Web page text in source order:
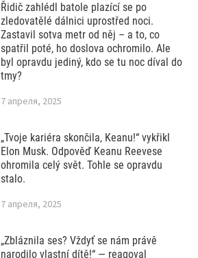
Řidič zahlédl batole plazící se po
zledovatělé dálnici uprostřed noci.
Zastavil sotva metr od něj – a to, co
spatřil poté, ho doslova ochromilo. Ale
byl opravdu jediný, kdo se tu noc díval do
tmy?
7 апреля, 2025
„Tvoje kariéra skončila, Keanu!“ vykřikl
Elon Musk. Odpověď Keanu Reevese
ohromila celý svět. Tohle se opravdu
stalo.
7 апреля, 2025
„Zbláznila ses? Vždyť se nám právě
narodilo vlastní dítě!“ — reagoval